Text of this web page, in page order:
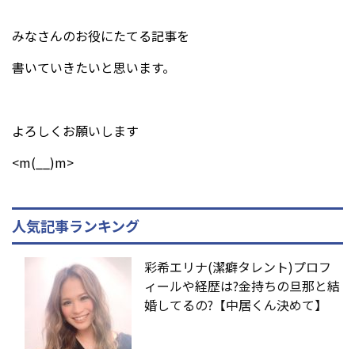
みなさんのお役にたてる記事を
書いていきたいと思います。
よろしくお願いします
<m(__)m>
人気記事ランキング
彩希エリナ(潔癖タレント)プロフ
ィールや経歴は?金持ちの旦那と結
婚してるの?【中居くん決めて】